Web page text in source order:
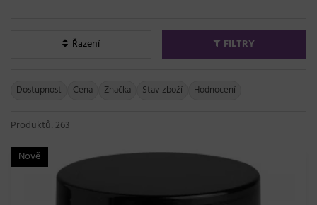
Řazení FILTRY
Dostupnost Cena Značka Stav zboží Hodnocení
Produktů: 263
Nově